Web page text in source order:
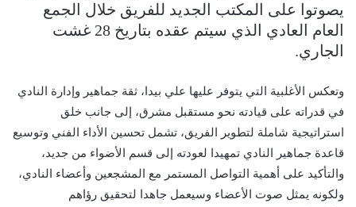
يصوتوا على المكتب الجديد للفريق خلال الجمع
العام العادي الذي سيتم عقده بتاريخ 28 غشت
الجاري.
وتعكس الأغلبية التي يتوفر عليها علي بيدا، ثقة جماهير وإدارة النادي
في قدراته على قيادته نحو مستقبل مشرق، إلى جانب خلق
استراتيجية شاملة لتطوير الفريق، تشمل تحسين الأداء الفني وتوسيع
قاعدة جماهير النادي تمهيدا لعودته إلى قسم الأضواء من جديد،
والتأكيد على أهمية التواصل المستمر مع المشجعين وأعضاء النادي،
ولكونه يمثل صوت الأعضاء وسيعمل جاهدا لتحقيق رؤاهم